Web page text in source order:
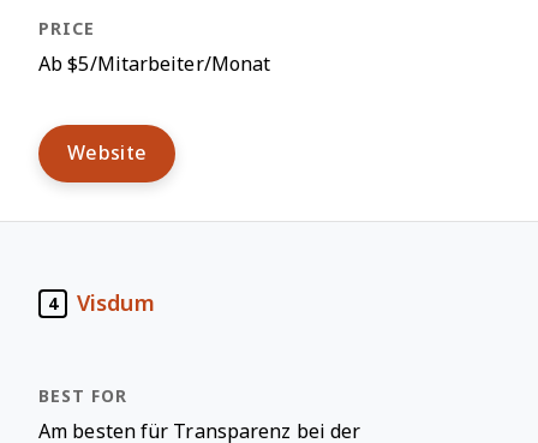
Ab $5/Mitarbeiter/Monat
Website
4 Visdum
Am besten für Transparenz bei der